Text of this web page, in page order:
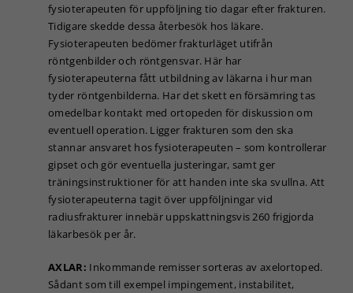
fysioterapeuten för uppföljning tio dagar efter frakturen.
Tidigare skedde dessa återbesök hos läkare.
Fysioterapeuten bedömer frakturläget utifrån
röntgenbilder och röntgensvar. Här har
fysioterapeuterna fått utbildning av läkarna i hur man
tyder röntgenbilderna. Har det skett en försämring tas
omedelbar kontakt med ortopeden för diskussion om
eventuell operation. Ligger frakturen som den ska
stannar ansvaret hos fysioterapeuten – som kontrollerar
gipset och gör eventuella justeringar, samt ger
träningsinstruktioner för att handen inte ska svullna. Att
fysioterapeuterna tagit över uppföljningar vid
radiusfrakturer innebär uppskattningsvis 260 frigjorda
läkarbesök per år.
AXLAR: Inkommande remisser sorteras av axelortoped.
Sådant som till exempel impingement, instabilitet,
och
uppbyggnad,
baserat på
hemsidan
används.
Upplevelse
För att vår
hemsida ska
prestera så
bra som
möjligt under
ditt besök.
kakorna
kommer viss